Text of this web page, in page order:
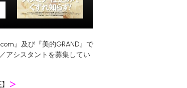
』及び『美的GRAND』で
アシスタントを募集してい
＞